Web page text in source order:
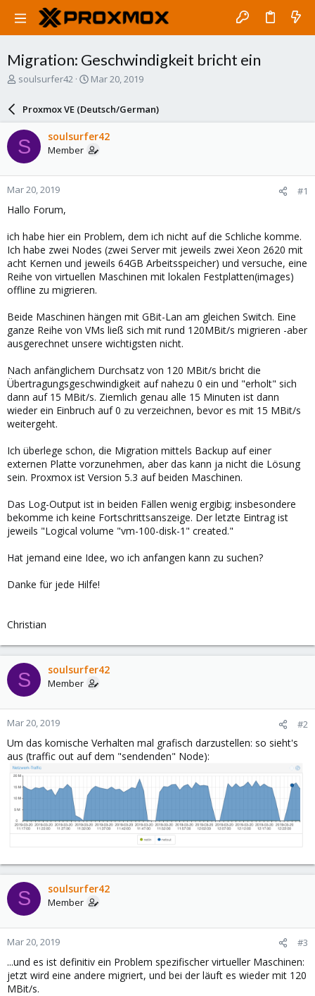
Migration: Geschwindigkeit bricht ein
T
a
d
s
t
a
r
t
e
soulsurfer42
S
r
d
a
e
Mar 20, 2019
Proxmox VE (Deutsch/German)
S soulsurfer42
Member
Mar 20, 2019 #1
Hallo Forum,
ich habe hier ein Problem, dem ich nicht auf die Schliche komme.
Ich habe zwei Nodes (zwei Server mit jeweils zwei Xeon 2620 mit
acht Kernen und jeweils 64GB Arbeitsspeicher) und versuche, eine
Reihe von virtuellen Maschinen mit lokalen Festplatten(images)
offline zu migrieren.
Beide Maschinen hängen mit GBit-Lan am gleichen Switch. Eine
ganze Reihe von VMs ließ sich mit rund 120MBit/s migrieren -aber
ausgerechnet unsere wichtigsten nicht.
Nach anfänglichem Durchsatz von 120 MBit/s bricht die
Übertragungsgeschwindigkeit auf nahezu 0 ein und "erholt" sich
dann auf 15 MBit/s. Ziemlich genau alle 15 Minuten ist dann
wieder ein Einbruch auf 0 zu verzeichnen, bevor es mit 15 MBit/s
weitergeht.
Ich überlege schon, die Migration mittels Backup auf einer
externen Platte vorzunehmen, aber das kann ja nicht die Lösung
sein. Proxmox ist Version 5.3 auf beiden Maschinen.
Das Log-Output ist in beiden Fällen wenig ergibig; insbesondere
bekomme ich keine Fortschrittsanszeige. Der letzte Eintrag ist
jeweils "Logical volume "vm-100-disk-1" created."
Hat jemand eine Idee, wo ich anfangen kann zu suchen?
Danke für jede Hilfe!
Christian
S soulsurfer42
Member
Mar 20, 2019 #2
Um das komische Verhalten mal grafisch darzustellen: so sieht's
aus (traffic out auf dem "sendenden" Node):
S soulsurfer42
Member
Mar 20, 2019 #3
...und es ist definitiv ein Problem spezifischer virtueller Maschinen:
jetzt wird eine andere migriert, und bei der läuft es wieder mit 120
MBit/s.